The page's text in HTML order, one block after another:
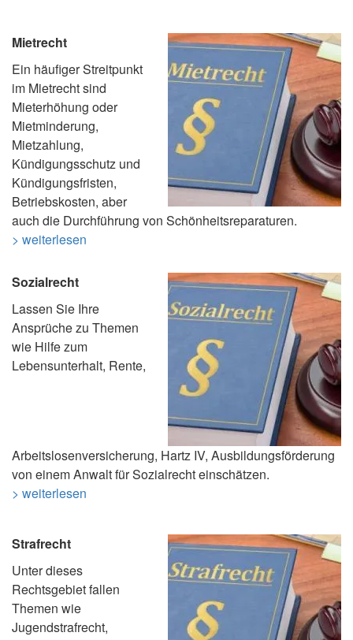
Mietrecht
Ein häufiger Streitpunkt
im Mietrecht sind
Mieterhöhung oder
Mietminderung,
Mietzahlung,
Kündigungsschutz und
Kündigungsfristen,
Betriebskosten, aber
auch die Durchführung von Schönheitsreparaturen.
> weiterlesen
Sozialrecht
Lassen Sie Ihre
Ansprüche zu Themen
wie Hilfe zum
Lebensunterhalt, Rente,
Arbeitslosenversicherung, Hartz IV, Ausbildungsförderung
von einem Anwalt für Sozialrecht einschätzen.
> weiterlesen
Strafrecht
Unter dieses
Rechtsgebiet fallen
Themen wie
Jugendstrafrecht,